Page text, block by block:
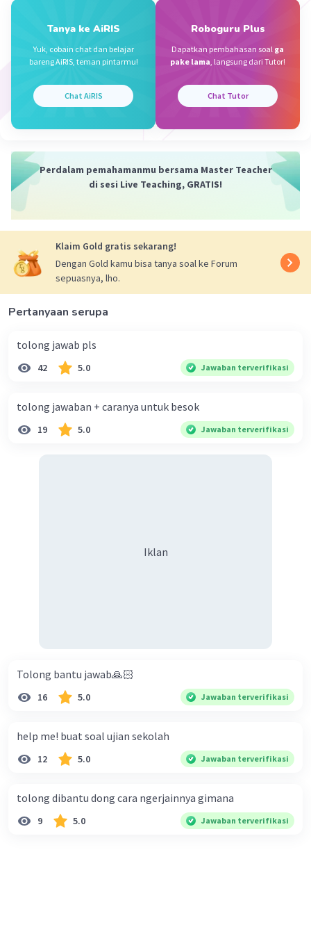
termometer.
Pada percobaan ini, ke manakah panas
Panas bergerak dari benda yang bersuhu
lebih tinggi ke benda yang bersuhu lebih
dingin.
Beri Rating·0.0(0) Balas
Tanya ke AiRIS
Yuk, cobain chat dan belajar
bareng AiRIS, teman pintarmu!
Chat AiRIS
Roboguru Plus
Dapatkan pembahasan soal ga
pake lama, langsung dari Tutor!
Chat Tutor
Perdalam pemahamanmu bersama Master Teacher
di sesi Live Teaching, GRATIS!
Klaim Gold gratis sekarang!
Dengan Gold kamu bisa tanya soal ke Forum
sepuasnya, lho.
Pertanyaan serupa
tolong jawab pls
42 5.0 Jawaban terverifikasi
tolong jawaban + caranya untuk besok
19 5.0 Jawaban terverifikasi
Iklan
Tolong bantu jawab🙏🏻
16 5.0 Jawaban terverifikasi
help me! buat soal ujian sekolah
12 5.0 Jawaban terverifikasi
tolong dibantu dong cara ngerjainnya gimana
9 5.0 Jawaban terverifikasi